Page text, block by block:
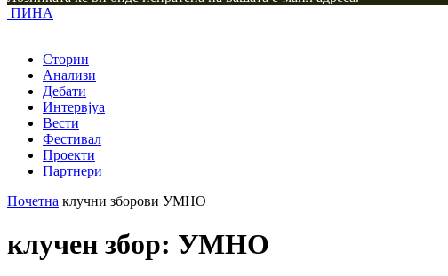
ПИНА
Стории
Анализи
Дебати
Интервјуа
Вести
Фестивал
Проекти
Партнери
Почетна клучни зборови УМНО
клучен збор: УМНО